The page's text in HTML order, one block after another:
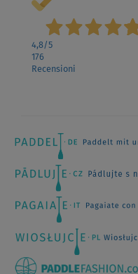
4,8/5
176
Recensioni